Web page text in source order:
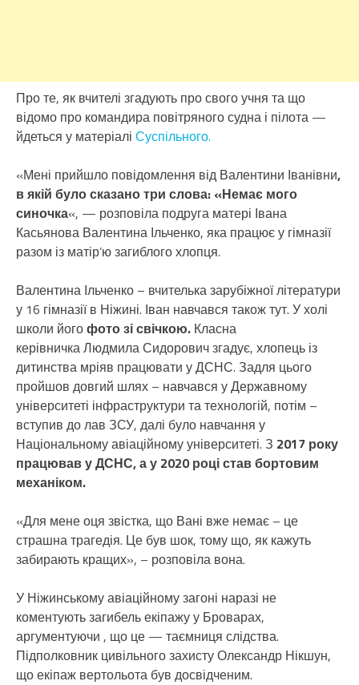
Про те, як вчителі згадують про свого учня та що
відомо про командира повітряного судна і пілота —
йдеться у матеріалі Суспільного.
«Мені прийшло повідомлення від Валентини Іванівни,
в якій було сказано три слова: «Немає мого
синочка«, — розповіла подруга матері Івана
Касьянова Валентина Ільченко, яка працює у гімназії
разом із матір’ю загиблого хлопця.
Валентина Ільченко – вчителька зарубіжної літератури
у 16 гімназії в Ніжині. Іван навчався також тут. У холі
школи йогофото зі свічкою. Класна
керівничка Людмила Сидорович згадує, хлопець із
дитинства мріяв працювати у ДСНС. Задля цього
пройшов довгий шлях – навчався у Державному
університеті інфраструктури та технологій, потім –
вступив до лав ЗСУ, далі було навчання у
Національному авіаційному університеті. З 2017 року
працював у ДСНС, а у 2020 році став бортовим
механіком.
«Для мене оця звістка, що Вані вже немає – це
страшна трагедія. Це був шок, тому що, як кажуть
забирають кращих», – розповіла вона.
У Ніжинському авіаційному загоні наразі не
коментують загибель екіпажу у Броварах,
аргументуючи , що це — таємниця слідства.
Підполковник цивільного захисту Олександр Нікшун,
що екіпаж вертольота був досвідченим.